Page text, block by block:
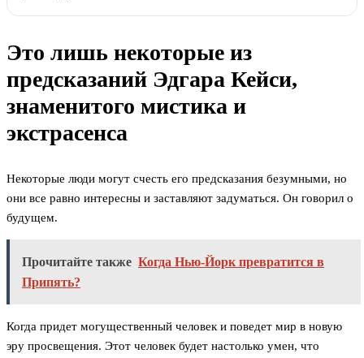
Это лишь некоторые из
предсказаний Эдгара Кейси,
знаменитого мистика и
экстрасенса
Некоторые люди могут счесть его предсказания безумными, но
они все равно интересны и заставляют задуматься. Он говорил о
будущем.
Прочитайте также Когда Нью-Йорк превратится в
Припять?
Когда придет могущественный человек и поведет мир в новую
эру просвещения. Этот человек будет настолько умен, что